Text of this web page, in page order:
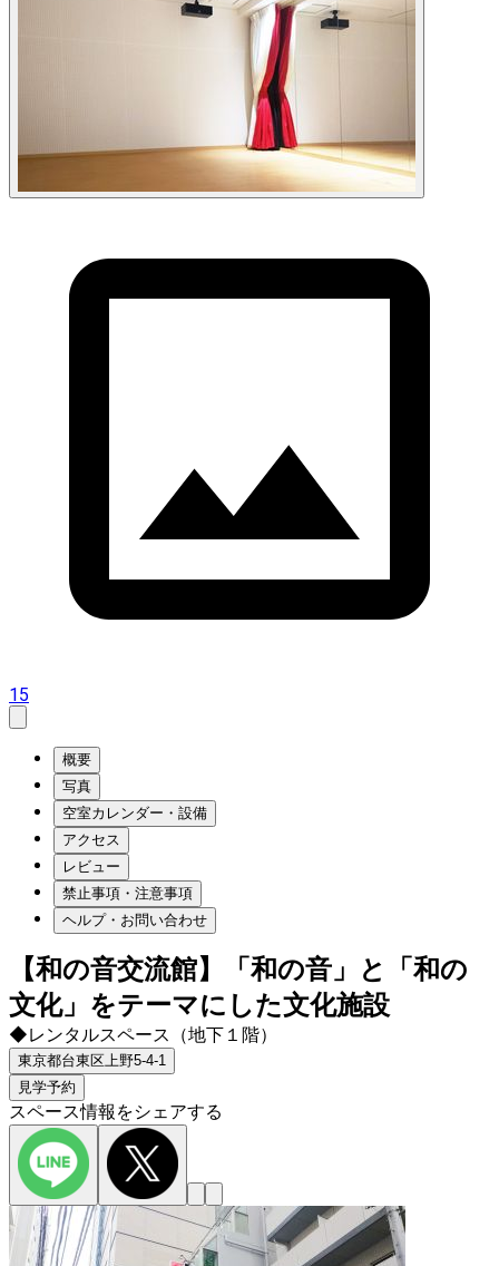
15
概要
写真
空室カレンダー・設備
アクセス
レビュー
禁止事項・注意事項
ヘルプ・お問い合わせ
【和の音交流館】「和の音」と「和の
文化」をテーマにした文化施設
◆レンタルスペース（地下１階）
東京都台東区上野5-4-1
見学予約
スペース情報をシェアする